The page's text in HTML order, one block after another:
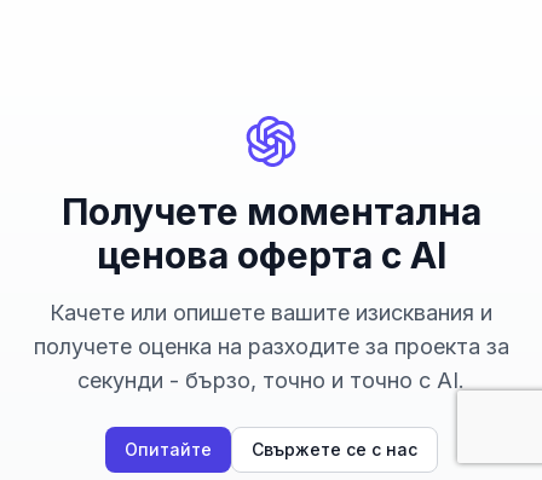
Получете моментална
ценова оферта с AI
Качете или опишете вашите изисквания и
получете оценка на разходите за проекта за
секунди - бързо, точно и точно с AI.
Опитайте Свържете се с нас